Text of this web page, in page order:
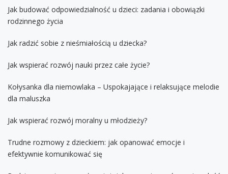
Jak budować odpowiedzialność u dzieci: zadania i obowiązki
rodzinnego życia
Jak radzić sobie z nieśmiałością u dziecka?
Jak wspierać rozwój nauki przez całe życie?
Kołysanka dla niemowlaka – Uspokajające i relaksujące melodie
dla maluszka
Jak wspierać rozwój moralny u młodzieży?
Trudne rozmowy z dzieckiem: jak opanować emocje i
efektywnie komunikować się